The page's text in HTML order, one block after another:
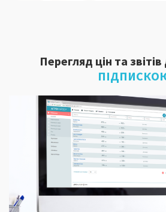
Перегляд цін та